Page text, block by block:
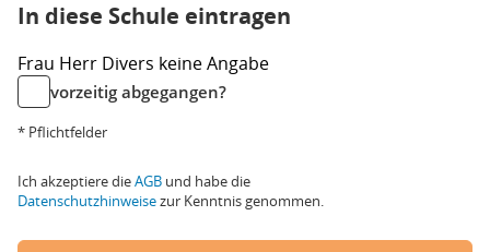
In diese Schule eintragen
Frau Herr Divers keine Angabe
vorzeitig abgegangen?
* Pflichtfelder
Ich akzeptiere dieAGB und habe die
Datenschutzhinweisezur Kenntnis genommen.